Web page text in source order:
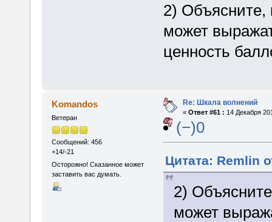
2) Объясните,
может
ценность
Komandos
Ветеран
Сообщений: 456
+14/-21
Осторожно! Сказанное может
заставить вас думать.
Re: Шкала волнений
« Ответ #61 : 14 Декабря
(−)0
Цитата: Remlin
2)
может